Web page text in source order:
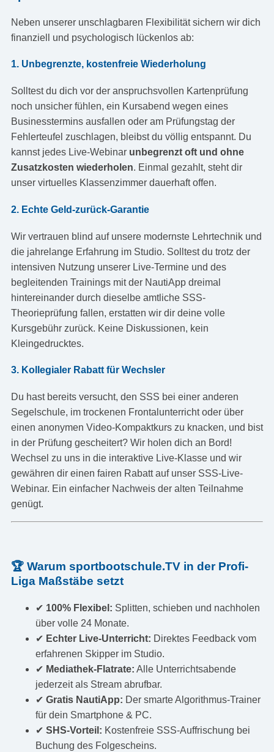
Neben unserer unschlagbaren Flexibilität sichern wir dich
finanziell und psychologisch lückenlos ab:
1. Unbegrenzte, kostenfreie Wiederholung
Solltest du dich vor der anspruchsvollen Kartenprüfung
noch unsicher fühlen, ein Kursabend wegen eines
Businesstermins ausfallen oder am Prüfungstag der
Fehlerteufel zuschlagen, bleibst du völlig entspannt. Du
kannst jedes Live-Webinar unbegrenzt oft und ohne
Zusatzkosten wiederholen. Einmal gezahlt, steht dir
unser virtuelles Klassenzimmer dauerhaft offen.
2. Echte Geld-zurück-Garantie
Wir vertrauen blind auf unsere modernste Lehrtechnik und
die jahrelange Erfahrung im Studio. Solltest du trotz der
intensiven Nutzung unserer Live-Termine und des
begleitenden Trainings mit der NautiApp dreimal
hintereinander durch dieselbe amtliche SSS-
Theorieprüfung fallen, erstatten wir dir deine volle
Kursgebühr zurück. Keine Diskussionen, kein
Kleingedrucktes.
3. Kollegialer Rabatt für Wechsler
Du hast bereits versucht, den SSS bei einer anderen
Segelschule, im trockenen Frontalunterricht oder über
einen anonymen Video-Kompaktkurs zu knacken, und bist
in der Prüfung gescheitert? Wir holen dich an Bord!
Wechsel zu uns in die interaktive Live-Klasse und wir
gewähren dir einen fairen Rabatt auf unser SSS-Live-
Webinar. Ein einfacher Nachweis der alten Teilnahme
genügt.
🏆 Warum sportbootschule.TV in der Profi-
Liga Maßstäbe setzt
✔ 100% Flexibel: Splitten, schieben und nachholen
über volle 24 Monate.
✔ Echter Live-Unterricht: Direktes Feedback vom
erfahrenen Skipper im Studio.
✔ Mediathek-Flatrate: Alle Unterrichtsabende
jederzeit als Stream abrufbar.
✔ Gratis NautiApp: Der smarte Algorithmus-Trainer
für dein Smartphone & PC.
✔ SHS-Vorteil: Kostenfreie SSS-Auffrischung bei
Buchung des Folgescheins.